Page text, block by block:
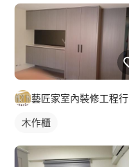
藝匠家室內裝修工程行
木作櫃